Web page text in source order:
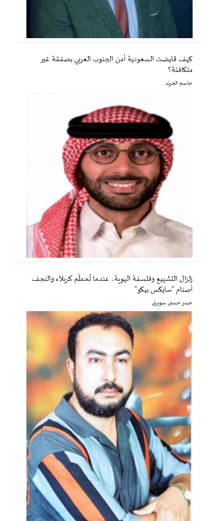
كيف قايضت السعودية أمن الجنوب العربي بصفقة غير
متكافئة؟
جاسم الجريّد
زلزال التشييع وفلسفة الهوية.. عندما تُحطّم كربلاء والنجف
أصنام "سايكس بيكو"
حيدر حسين سويري